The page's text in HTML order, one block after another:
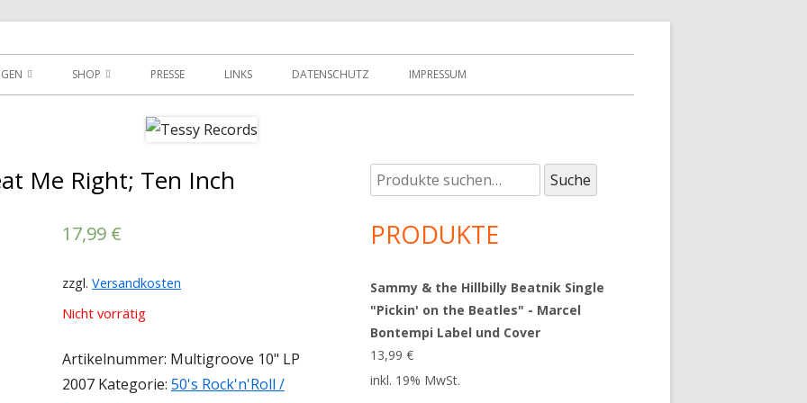
SHOP
WARENKORB
AGBS
PRESSE LINKS DATENSCHUTZ IMPRESSUM
Me Right; Ten Inch
17,99 €
zzgl. Versandkosten
Nicht vorrätig
Artikelnummer: Multigroove 10" LP
2007 Kategorie: 50's Rock'n'Roll /
Haupt-
Seitenleiste
Suche
nach:
Suche
PRODUKTE
Sammy & the Hillbilly Beatnik Single
"Pickin' on the Beatles" - Marcel
Bontempi Label und Cover
13,99€
inkl. 19% MwSt.